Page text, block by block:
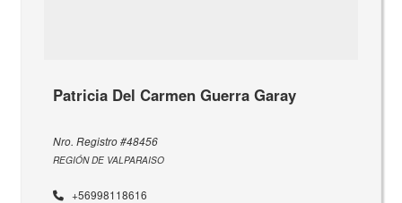
Patricia Del Carmen Guerra Garay
Nro. Registro #48456
REGIÓN DE VALPARAISO
+56998118616